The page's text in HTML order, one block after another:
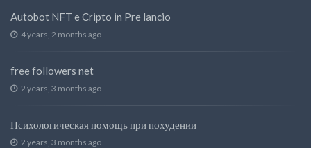
Autobot NFT e Cripto in Pre lancio
4 years, 2 months ago
free followers net
2 years, 3 months ago
Психологическая помощь при похудении
2 years, 3 months ago